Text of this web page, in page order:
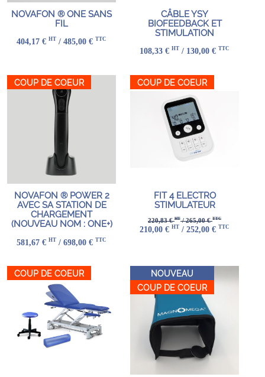
NOVAFON ® ONE SANS
FIL
404,17 € HT / 485,00 € TTC
CÂBLE YSY
BIOFEEDBACK ET
STIMULATION
108,33 € HT / 130,00 € TTC
COUP DE COEUR
NOVAFON ® POWER 2
AVEC SA STATION DE
CHARGEMENT
(NOUVEAU NOM : ONE+)
581,67 € HT / 698,00 € TTC
COUP DE COEUR
FIT 4 ELECTRO
STIMULATEUR
220,83 €HT/ 265,00 €TTC
210,00 € HT / 252,00 € TTC
COUP DE COEUR
NOUVEAU
COUP DE COEUR